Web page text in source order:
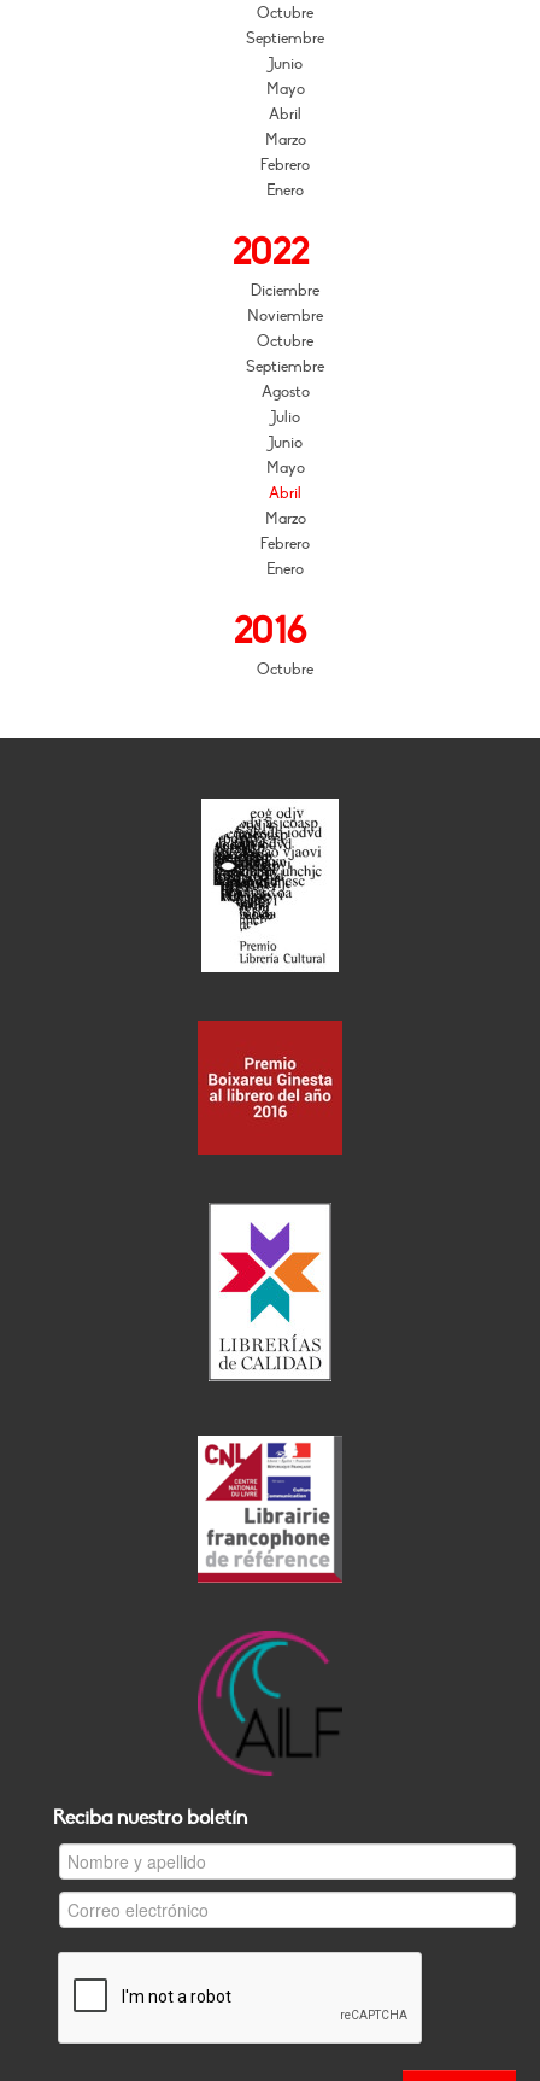
Octubre
Septiembre
Junio
Mayo
Abril
Marzo
Febrero
Enero
2022
Diciembre
Noviembre
Octubre
Septiembre
Agosto
Julio
Junio
Mayo
Abril
Marzo
Febrero
Enero
2016
Octubre
Reciba nuestro boletín